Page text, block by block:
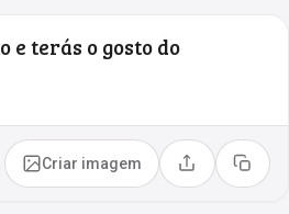
e terás o gosto do
Criar imagem Compartilhar
Copiar